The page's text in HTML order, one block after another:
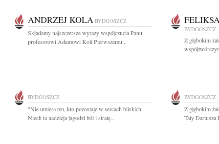
ANDRZEJ KOLA BYDGOSZCZ
Składamy najszczersze wyrazy współczucia Panu
profesorowi Adamowi Koli Pierwszemu...
BYDGOSZCZ
Z głębokim
BYDGOSZCZ
"Nie umiera ten, kto pozostaje w sercach bliskich"
Niech ta nadzieja łagodzi ból i stratę...
BYDGOSZCZ
Z głębokim
Taty Dariusza